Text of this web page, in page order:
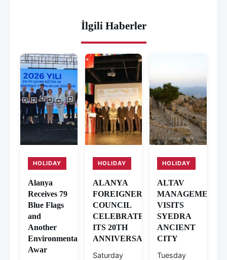
İlgili Haberler
HOLIDAY
Alanya
Receives 79
Blue Flags
and
Another
Environmental
Awar
HOLIDAY
ALANYA
FOREIGNERS’
COUNCIL
CELEBRATES
ITS 20TH
ANNIVERSARY
Saturday
HOLIDAY
ALTAV
MANAGEMENT
VISITS
SYEDRA
ANCIENT
CITY
Tuesday